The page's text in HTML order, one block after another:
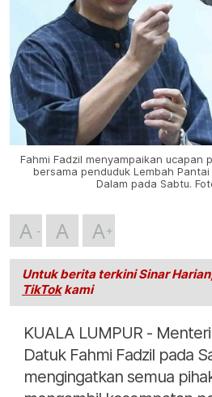
Fahmi Fadzil menyampaikan ucapan
bersama penduduk Lembah Pantai
Dalam pada Sabtu.
A A A
Untuk berita terkini Sinar
TikTokkami
KUALA LUMPUR -
Datuk Fahmi Fadzil pada
mengingatkan semua